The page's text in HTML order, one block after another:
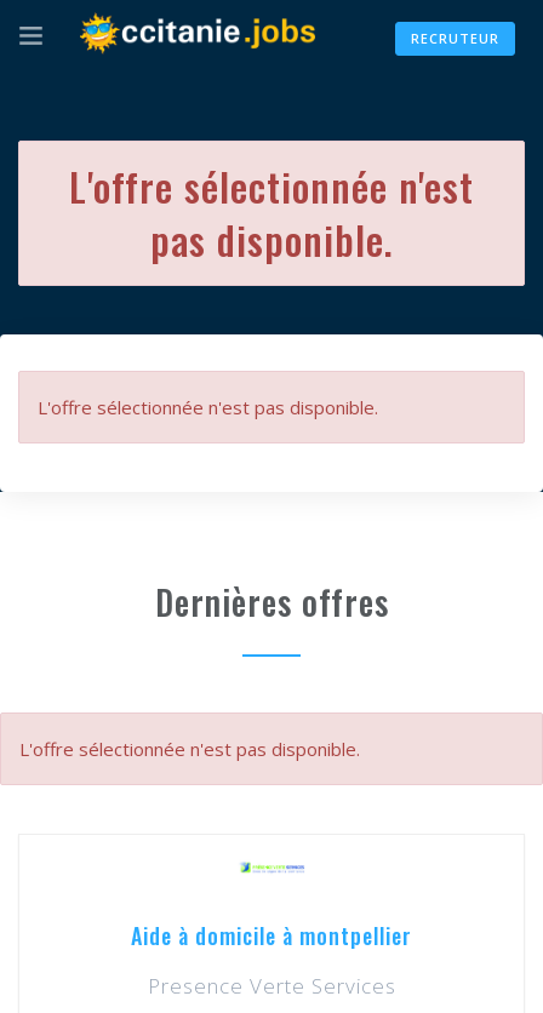
RECRUTEUR
L'offre sélectionnée n'est
pas disponible.
L'offre sélectionnée n'est pas disponible.
Dernières offres
L'offre sélectionnée n'est pas disponible.
Aide à domicile à montpellier
Presence Verte Services